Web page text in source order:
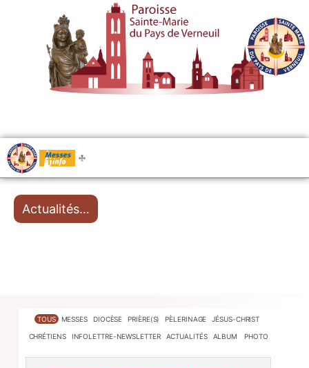
Messes
Actualités…
TOUS MESSES DIOCÈSE PRIÈRE(S) PÈLERINAGE JÉSUS-CHRIST
CHRÉTIENS INFOLETTRE-NEWSLETTER ACTUALITÉS ALBUM PHOTO